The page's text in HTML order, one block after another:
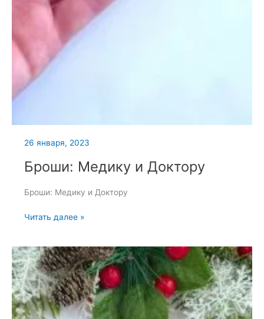
26 января, 2023
Броши: Медику и Доктору
Броши: Медику и Доктору
Броши:
Доктору
Читать далее »